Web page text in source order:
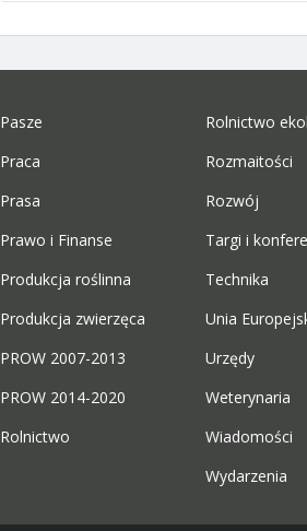
Pasze
Praca
Prasa
Prawo i Finanse
Produkcja roślinna
Produkcja zwierzęca
PROW 2007-2013
PROW 2014-2020
Rolnictwo
Rolnictwo
Rozmaitości
Rozwój
Targi i
Technika
Unia
Urzędy
Weterynaria
Wiadomości
Wydarzenia